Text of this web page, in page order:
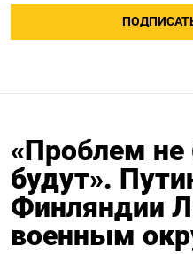
«Проблем
будут».
Финляндии
военным